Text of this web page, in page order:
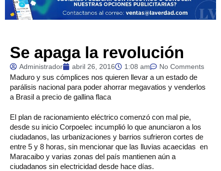
Se apaga la revolución
Administrador abril 26, 2016 1:08 am No Comments
Maduro y sus cómplices nos quieren llevar a un estado de
parálisis nacional para poder ahorrar megavatios y venderlos
a Brasil a precio de gallina flaca
El plan de racionamiento eléctrico comenzó con mal pie,
desde su inicio Corpoelec incumplió lo que anunciaron a los
ciudadanos, las urbanizaciones y barrios sufrieron cortes de
entre 5 y 8 horas, sin mencionar que las lluvias acaecidas en
Maracaibo y varias zonas del país mantienen aún a
ciudadanos sin electricidad desde hace días.